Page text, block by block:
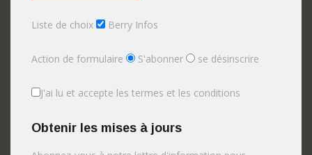
Liste de choix Berry Infos
Action de formulaire S'abonner se désinscrire
J'ai lu et accepte les termes et les conditions
Obtenir les mises à jours